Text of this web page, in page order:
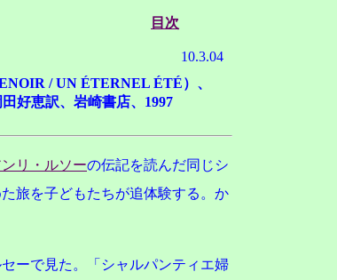
目次
10.3.04
/ UN ÉTERNEL ÉTÉ）、
好恵訳、岩崎書店、1997
リ・ルソーの伝記を読んだ同じシ
旅を子どもたちが追体験する。か
ーで見た。「シャルパンティエ婦